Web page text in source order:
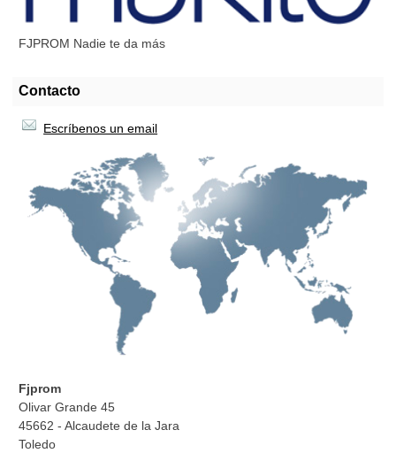
FJPROM Nadie te da más
Contacto
Escríbenos un email
Fjprom
Olivar Grande 45
45662 - Alcaudete de la Jara
Toledo